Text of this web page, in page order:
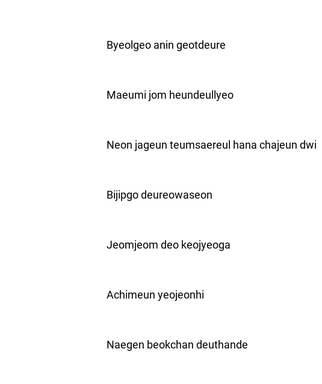
Byeolgeo anin geotdeure
Maeumi jom heundeullyeo
Neon jageun teumsaereul hana chajeun dwi
Bijipgo deureowaseon
Jeomjeom deo keojyeoga
Achimeun yeojeonhi
Naegen beokchan deuthande